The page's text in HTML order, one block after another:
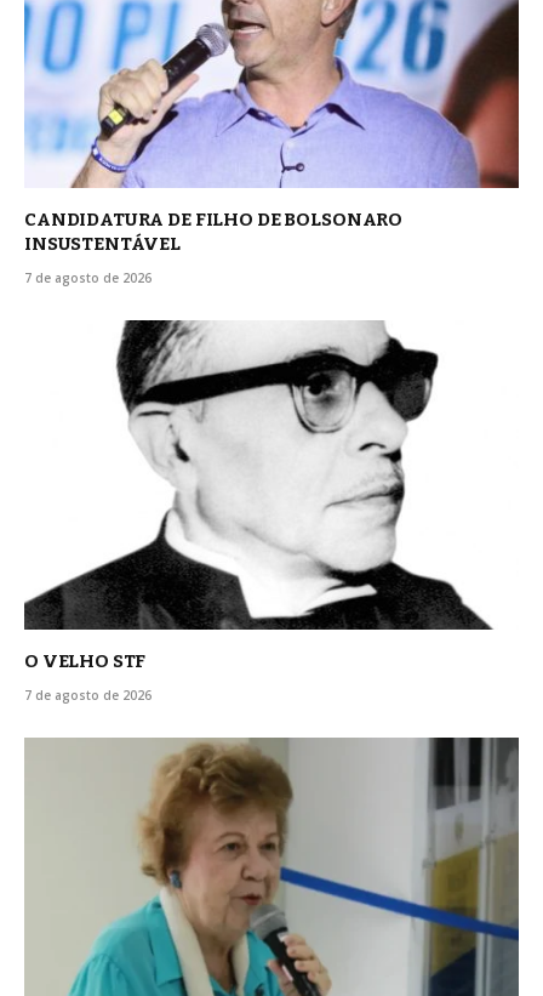
CANDIDATURA DE FILHO DE BOLSONARO
INSUSTENTÁVEL
7 de agosto de 2026
O VELHO STF
7 de agosto de 2026